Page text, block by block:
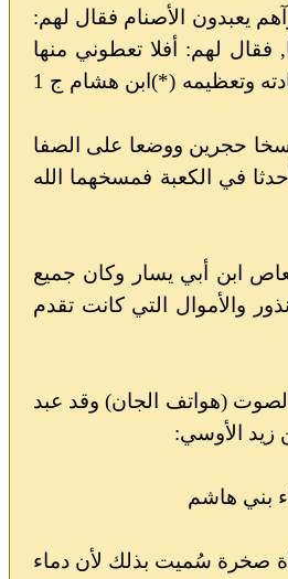
يعبدون الأصنام فقال لهم:
فقال لهم: أفلا تعطوني منها
صنماً فأسير به إلى أرض العرب فيعبدونه فأعطوه صنماً يُقال له: هُبل فقدم به مكة فنصبه وأمر الناس بعبادته وتعظيمه (*)ابن هشام ج 1
حجرين ووضعا على الصفا
في الكعبة فمسخهما الله
ابن أبي يسار وكان جميع
والأموال التي كانت تقدم
(هواتف الجان) وقد عبد
زيد الأوسي:
بني هاشم
صخرة سُميت بذلك لأن دماء